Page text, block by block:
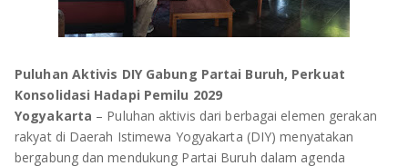
LAMPUNG TIMUR
LAMPUNG BARAT
LAMPUNG SELATAN
Puluhan Aktivis DIY Gabung Partai Buruh, Perkuat
Konsolidasi Hadapi Pemilu 2029
Yogyakarta – Puluhan aktivis dari berbagai elemen gerakan
rakyat di Daerah Istimewa Yogyakarta (DIY) menyatakan
bergabung dan mendukung Partai Buruh dalam agenda